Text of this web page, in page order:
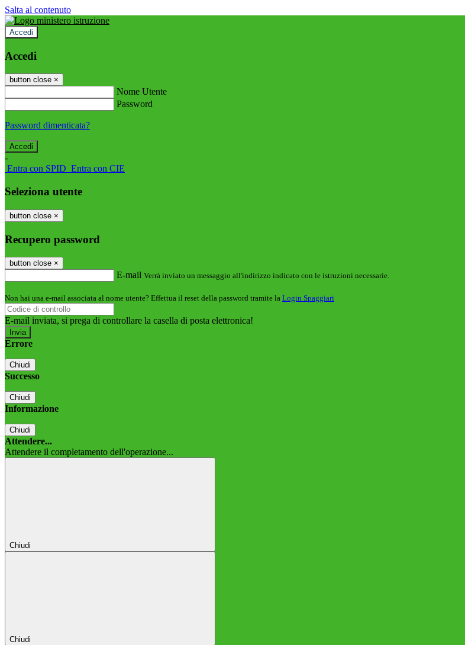
Salta al contenuto
Accedi
Accedi
button close ×
Nome Utente
Password
Password dimenticata?
-
Entra con SPID Entra con CIE
Seleziona utente
button close ×
Recupero password
button close ×
E-mail Verrà inviato un messaggio all'indirizzo indicato con le istruzioni necessarie.
Non hai una e-mail associata al nome utente? Effettua il reset della password tramite la Login Spaggiari
E-mail inviata, si prega di controllare la casella di posta elettronica!
Errore
Chiudi
Successo
Chiudi
Informazione
Chiudi
Attendere...
Attendere il completamento dell'operazione...
Chiudi
Chiudi